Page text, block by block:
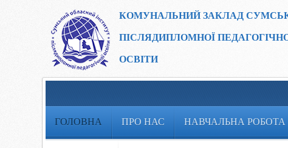
КОМУНАЛЬНИЙ ЗАКЛАД
ПІСЛЯДИПЛОМНОЇ
ОСВІТИ
ГОЛОВНА ПРО НАС НАВЧАЛЬНА РОБОТА